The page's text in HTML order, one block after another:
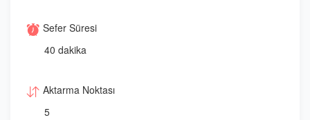
Sefer Süresi
40 dakika
Aktarma Noktası
5